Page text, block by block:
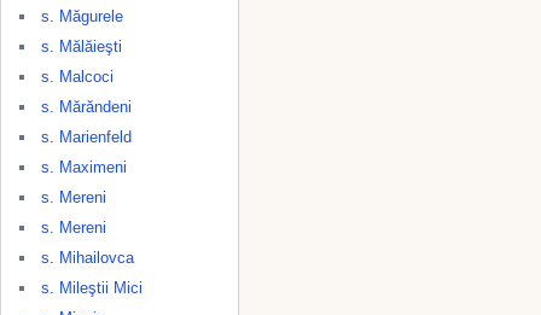
s. Măgurele
s. Mălăieşti
s. Malcoci
s. Mărăndeni
s. Marienfeld
s. Maximeni
s. Mereni
s. Mereni
s. Mihailovca
s. Mileştii Mici